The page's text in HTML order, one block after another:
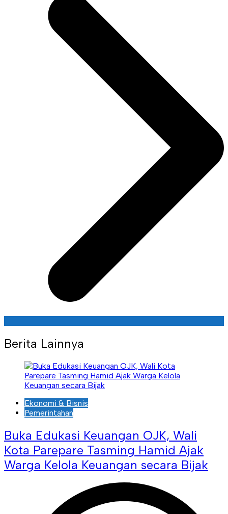
Berita Lainnya
Ekonomi & Bisnis
Pemerintahan
Buka Edukasi Keuangan OJK, Wali
Kota Parepare Tasming Hamid Ajak
Warga Kelola Keuangan secara Bijak